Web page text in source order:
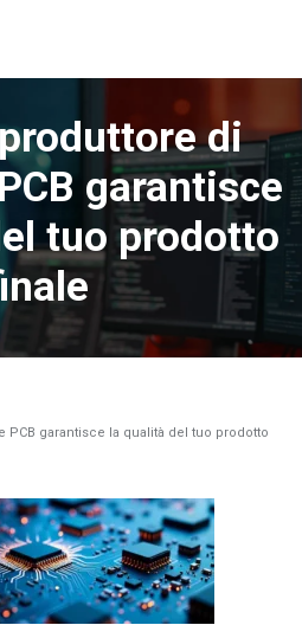
di
garantisce
tuo prodotto
garantisce la qualità del tuo prodotto